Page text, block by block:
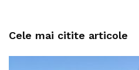
Cele mai citite articole